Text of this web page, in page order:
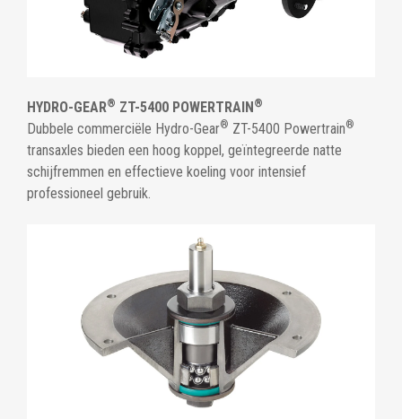
HYDRO-GEAR® ZT-5400 POWERTRAIN ®
Dubbele commerciële Hydro-Gear® ZT-5400 Powertrain®
transaxles bieden een hoog koppel, geïntegreerde natte
schijfremmen en effectieve koeling voor intensief
professioneel gebruik.